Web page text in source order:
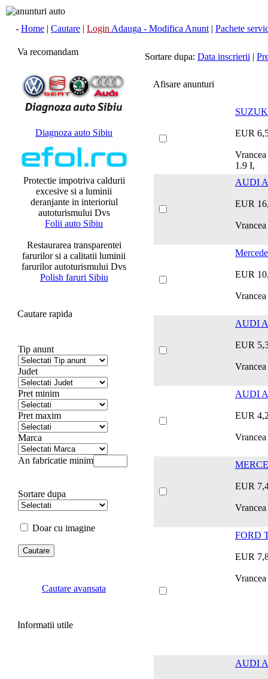
- Home | Cautare | Login Adauga - Modifica Anunt | Pachete
Va recomandam
Diagnoza auto Sibiu
Protectie impotriva caldurii
excesive si a luminii
deranjante in interioriul
autoturismului Dvs
Folii auto Sibiu
Restaurarea transparentei
farurilor si a calitatii luminii
farurilor autoturismului Dvs
Polish faruri Sibiu
Cautare rapida
Tip anunt
Judet
Pret minim
Pret maxim
Marca
An fabricatie minim
Sortare dupa
Doar cu imagine
Cautare avansata
Informatii utile
Sortare dupa: Data inscrierii |
Afisare anunturi
EUR
1.9 I,
AUDI
EUR
EUR
AUDI
EUR
AUDI
EUR
EUR
FORD
EUR
AUDI